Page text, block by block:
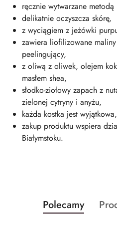
ręcznie wytwarzane metodą
delikatnie oczyszcza skórę,
z wyciągiem z jeżówki
zawiera liofilizowane
peelingujący,
z oliwą z oliwek, olejem
masłem shea,
słodko-ziołowy zapach z
zielonej cytryny i anyżu,
każda kostka jest wyjątkowa,
zakup produktu wspiera
Białymstoku.
Pomiń karuzelę
Produkty
o
Polecamy